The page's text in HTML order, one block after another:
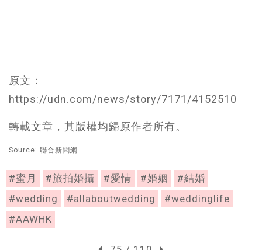
原文：
https://udn.com/news/story/7171/4152510
轉載文章，其版權均歸原作者所有。
Source: 聯合新聞網
#蜜月 #旅拍婚攝 #愛情 #婚姻
#結婚
#wedding
#allaboutwedding
#weddinglife
#AAWHK